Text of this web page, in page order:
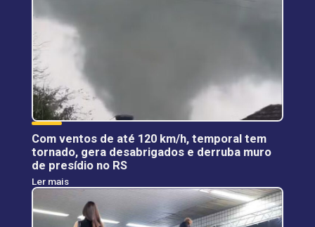
Com ventos de até 120 km/h, temporal tem
tornado, gera desabrigados e derruba muro
de presídio no RS
Ler mais